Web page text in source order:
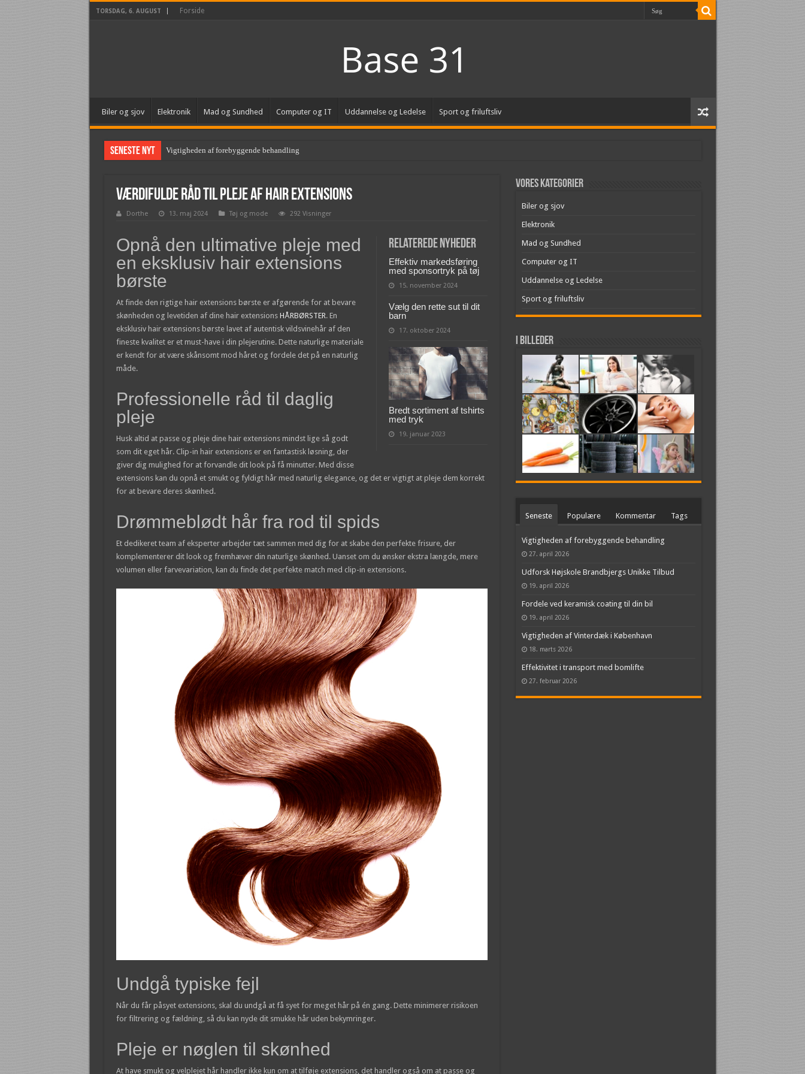
TORSDAG, 6. AUGUST Forside
Biler og sjov Elektronik Mad og Sundhed Computer og IT Uddannelse og Ledelse Sport og friluftsliv
Seneste nyt Vigtigheden af forebyggende behandling
Værdifulde råd til pleje af hair extensions
Dorthe 13. maj 2024 Tøj og mode 292 Visninger
Relaterede nyheder
Effektiv markedsføring
med sponsortryk på tøj
15. november 2024
Vælg den rette sut til dit
barn
17. oktober 2024
Bredt sortiment af tshirts
med tryk
19. januar 2023
Opnå den ultimative pleje med
en eksklusiv hair extensions
børste
At finde den rigtige hair extensions børste er afgørende for at bevare
skønheden og levetiden af dine hair extensions HÅRBØRSTER. En
eksklusiv hair extensions børste lavet af autentisk vildsvinehår af den
fineste kvalitet er et must-have i din plejerutine. Dette naturlige materiale
er kendt for at være skånsomt mod håret og fordele det på en naturlig
måde.
Professionelle råd til daglig
pleje
Husk altid at passe og pleje dine hair extensions mindst lige så godt
som dit eget hår. Clip-in hair extensions er en fantastisk løsning, der
giver dig mulighed for at forvandle dit look på få minutter. Med disse
extensions kan du opnå et smukt og fyldigt hår med naturlig elegance, og det er vigtigt at pleje dem korrekt
for at bevare deres skønhed.
Drømmeblødt hår fra rod til spids
Et dedikeret team af eksperter arbejder tæt sammen med dig for at skabe den perfekte frisure, der
komplementerer dit look og fremhæver din naturlige skønhed. Uanset om du ønsker ekstra længde, mere
volumen eller farvevariation, kan du finde det perfekte match med clip-in extensions.
Undgå typiske fejl
Når du får påsyet extensions, skal du undgå at få syet for meget hår på én gang. Dette minimerer risikoen
for filtrering og fældning, så du kan nyde dit smukke hår uden bekymringer.
Pleje er nøglen til skønhed
At have smukt og velplejet hår handler ikke kun om at tilføje extensions, det handler også om at passe og
Vores kategorier
Biler og sjov
Elektronik
Mad og Sundhed
Computer og IT
Uddannelse og Ledelse
Sport og friluftsliv
I billeder
Seneste Populære Kommentar Tags
Vigtigheden af forebyggende behandling
27. april 2026
Udforsk Højskole Brandbjergs Unikke Tilbud
19. april 2026
Fordele ved keramisk coating til din bil
19. april 2026
Vigtigheden af Vinterdæk i København
18. marts 2026
Effektivitet i transport med bomlifte
27. februar 2026